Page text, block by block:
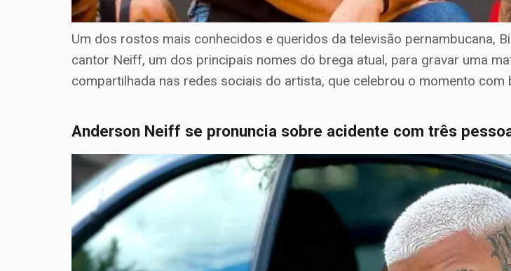
Um dos rostos mais conhecidos e queridos da televisão pernambucana,
cantor Neiff, um dos principais nomes do brega atual, para gravar uma
compartilhada nas redes sociais do artista, que celebrou o momento com
Anderson Neiff se pronuncia sobre acidente com três